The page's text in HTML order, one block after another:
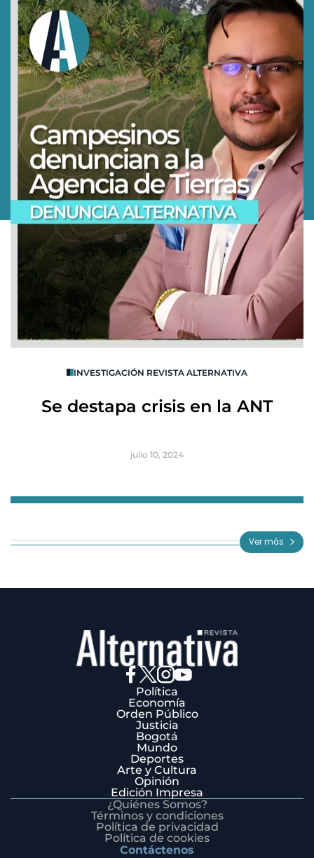
INVESTIGACIÓN REVISTA ALTERNATIVA
Se destapa crisis en la ANT
julio 10, 2024
3
Ver más
Política
Economía
Orden Público
Justicia
Bogotá
Mundo
Deportes
Arte y Cultura
Opinión
Edición Impresa
¿Quiénes Somos?
Términos y condiciones
Política de privacidad
Política de cookies
Contáctenos